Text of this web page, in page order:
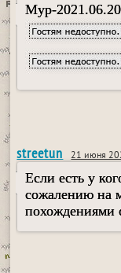
Myp-2021.06.20
streetun 21 июня
Если есть у
сожалению на
похождениями